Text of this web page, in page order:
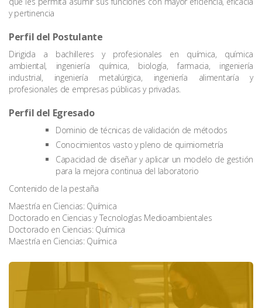
y pertinencia
Perfil del Postulante
Dirigida a bachilleres y profesionales en química, química
ambiental, ingeniería química, biología, farmacia, ingeniería
industrial, ingeniería metalúrgica, ingeniería alimentaría y
profesionales de empresas públicas y privadas.
Perfil del Egresado
Dominio de técnicas de validación de métodos
Conocimientos vasto y pleno de quimiometría
Capacidad de diseñar y aplicar un modelo de gestión
para la mejora continua del laboratorio
Contenido de la pestaña
Maestría en Ciencias: Química
Doctorado en Ciencias y Tecnologías Medioambientales
Doctorado en Ciencias: Química
Maestría en Ciencias: Química